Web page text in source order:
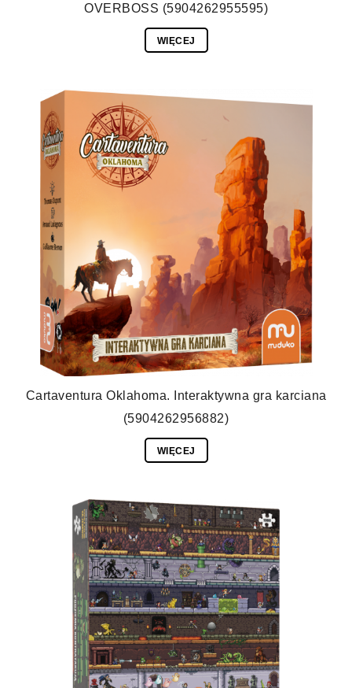
OVERBOSS (5904262955595)
WIĘCEJ
Cartaventura Oklahoma. Interaktywna gra karciana
(5904262956882)
WIĘCEJ